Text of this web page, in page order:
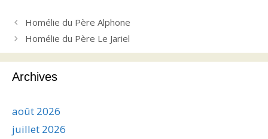
Homélie du Père Alphone
Homélie du Père Le Jariel
Archives
août 2026
juillet 2026